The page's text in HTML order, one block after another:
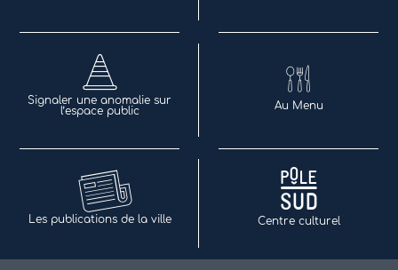
Signaler une anomalie sur
l’espace public
Au Menu
Les publications de la ville Centre culturel